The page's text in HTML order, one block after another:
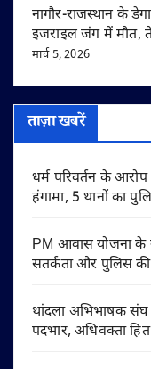
नागौर-राजस्थान के
इजराइल जंग में मौत,
मार्च 5, 2026
ताज़ा खबरें
धर्म परिवर्तन के
हंगामा, 5 थानों का
PM आवास योजना के
सतर्कता और पुलिस की
थांदला अभिभाषक संघ
पदभार, अधिवक्ता